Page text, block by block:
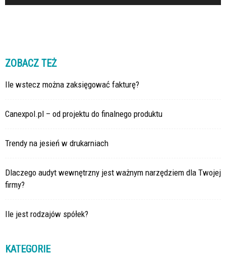
ZOBACZ TEŻ
Ile wstecz można zaksięgować fakturę?
Canexpol.pl – od projektu do finalnego produktu
Trendy na jesień w drukarniach
Dlaczego audyt wewnętrzny jest ważnym narzędziem dla Twojej
firmy?
Ile jest rodzajów spółek?
KATEGORIE